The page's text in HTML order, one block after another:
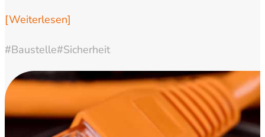
[Weiterlesen]
#Baustelle#Sicherheit